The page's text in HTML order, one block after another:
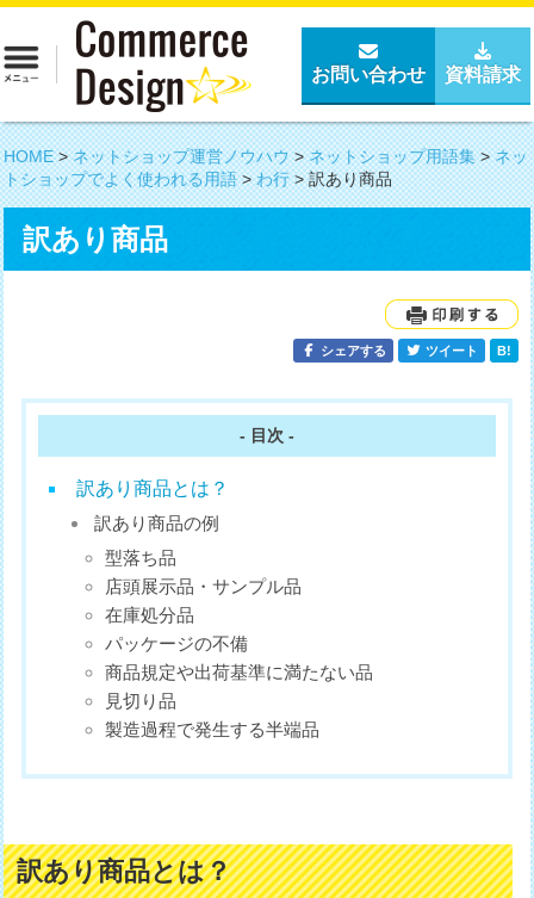
お問い合わせ 資料請求
HOME>ネットショップ運営ノウハウ>ネットショップ用語集>ネッ
トショップでよく使われる用語>わ行>訳あり商品
訳あり商品
シェアする ツイート B!
- 目次 -
訳あり商品とは？
訳あり商品の例
型落ち品
店頭展示品・サンプル品
在庫処分品
パッケージの不備
商品規定や出荷基準に満たない品
見切り品
製造過程で発生する半端品
訳あり商品とは？